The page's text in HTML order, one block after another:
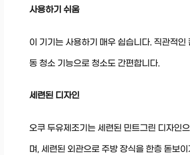
사용하기 쉬움
이 기기는 사용하기 매우 쉽습니다. 직관적
동 청소 기능으로 청소도 간편합니다.
세련된 디자인
오쿠 두유제조기는 세련된 민트그린 디자인
며, 세련된 외관으로 주방 장식을 한층 돋보